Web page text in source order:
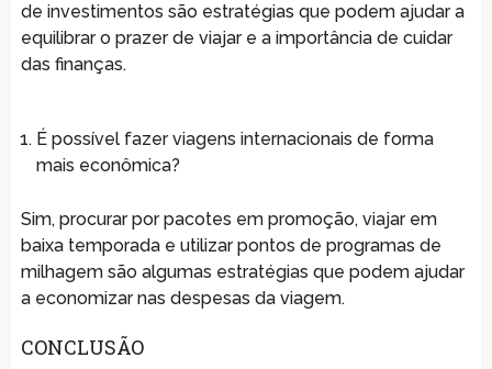
de investimentos são estratégias que podem ajudar a
equilibrar o prazer de viajar e a importância de cuidar
das finanças.
É possível fazer viagens internacionais de forma
mais econômica?
Sim, procurar por pacotes em promoção, viajar em
baixa temporada e utilizar pontos de programas de
milhagem são algumas estratégias que podem ajudar
a economizar nas despesas da viagem.
CONCLUSÃO